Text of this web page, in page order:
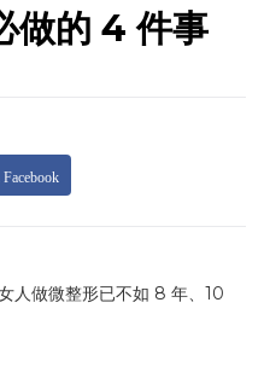
做的 4 件事
Facebook
人做微整形已不如 8 年、10